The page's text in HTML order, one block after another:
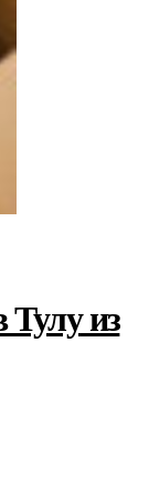
Тулу из